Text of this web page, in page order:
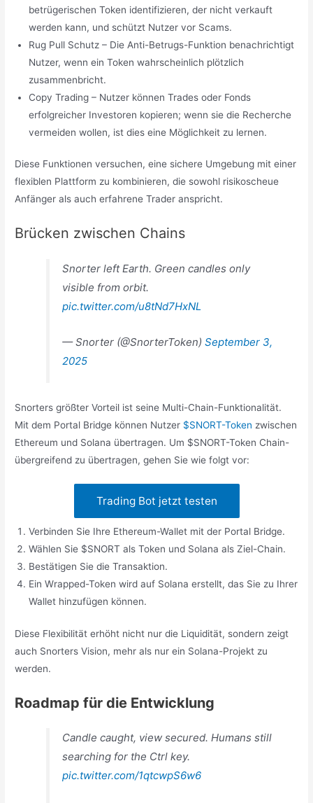
betrügerischen Token identifizieren, der nicht verkauft
werden kann, und schützt Nutzer vor Scams.
Rug Pull Schutz – Die Anti-Betrugs-Funktion benachrichtigt
Nutzer, wenn ein Token wahrscheinlich plötzlich
zusammenbricht.
Copy Trading – Nutzer können Trades oder Fonds
erfolgreicher Investoren kopieren; wenn sie die Recherche
vermeiden wollen, ist dies eine Möglichkeit zu lernen.
Diese Funktionen versuchen, eine sichere Umgebung mit einer
flexiblen Plattform zu kombinieren, die sowohl risikoscheue
Anfänger als auch erfahrene Trader anspricht.
Brücken zwischen Chains
Snorter left Earth. Green candles only
visible from orbit.
pic.twitter.com/u8tNd7HxNL
— Snorter (@SnorterToken)September 3,
2025
Snorters größter Vorteil ist seine Multi-Chain-Funktionalität.
Mit dem Portal Bridge können Nutzer $SNORT-Token zwischen
Ethereum und Solana übertragen. Um $SNORT-Token Chain-
übergreifend zu übertragen, gehen Sie wie folgt vor:
Trading Bot jetzt testen
Verbinden Sie Ihre Ethereum-Wallet mit der Portal Bridge.
Wählen Sie $SNORT als Token und Solana als Ziel-Chain.
Bestätigen Sie die Transaktion.
Ein Wrapped-Token wird auf Solana erstellt, das Sie zu Ihrer
Wallet hinzufügen können.
Diese Flexibilität erhöht nicht nur die Liquidität, sondern zeigt
auch Snorters Vision, mehr als nur ein Solana-Projekt zu
werden.
Roadmap für die Entwicklung
Candle caught, view secured. Humans still
searching for the Ctrl key.
pic.twitter.com/1qtcwpS6w6